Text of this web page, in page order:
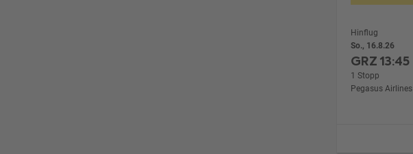
Hinflug
So., 16.8.26
GRZ13:45
1 Stopp
Pegasus Airlines